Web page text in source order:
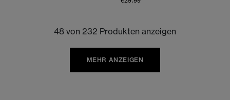
48 von 232 Produkten anzeigen
MEHR ANZEIGEN